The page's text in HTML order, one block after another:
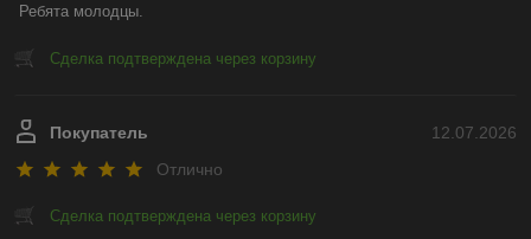
Ребята молодцы.
Сделка подтверждена через корзину
12.07.2026
Покупатель
Отлично
Сделка подтверждена через корзину